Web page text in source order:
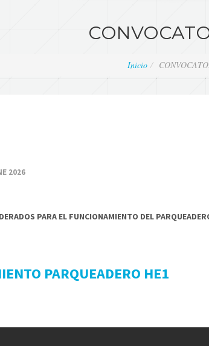
Inicio
2026
PARA EL FUNCIONAMIENTO DEL
PARQUEADERO HE1